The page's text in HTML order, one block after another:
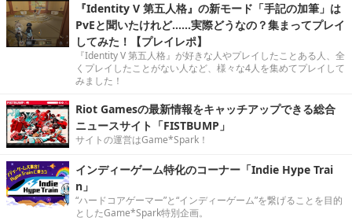
『Identity V 第五人格』の新モード「手記の加筆」は
PvEと聞いたけれど……実際どうなの？集まってプレイ
してみた！【プレイレポ】
『Identity V 第五人格』が好きな人やプレイしたことある人、全
くプレイしたことがない人など、様々な4人を集めてプレイして
みました！
Riot Gamesの最新情報をキャッチアップできる総合
ニュースサイト「FISTBUMP」
サイトの運営はGame*Spark！
インディーゲーム特化のコーナー「Indie Hype Trai
n」
“ハードコアゲーマー”と“インディーゲーム”を繋げることを目的
としたGame*Spark特別企画。